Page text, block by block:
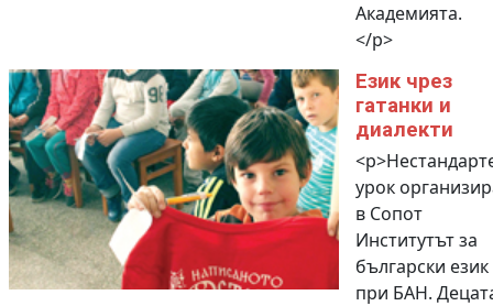
Академията.
</p>
Език чрез
гатанки и
диалекти
урок
в Сопот
Институтът за
български език
при БАН.